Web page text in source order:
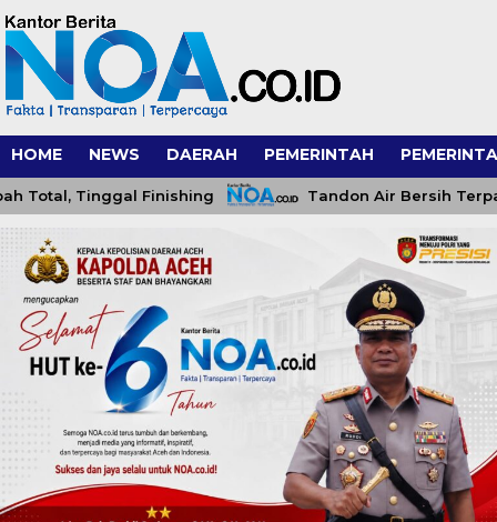
HOME NEWS DAERAH PEMERINTAH
Tinggal Finishing Tandon Air Bersih Terpasang,